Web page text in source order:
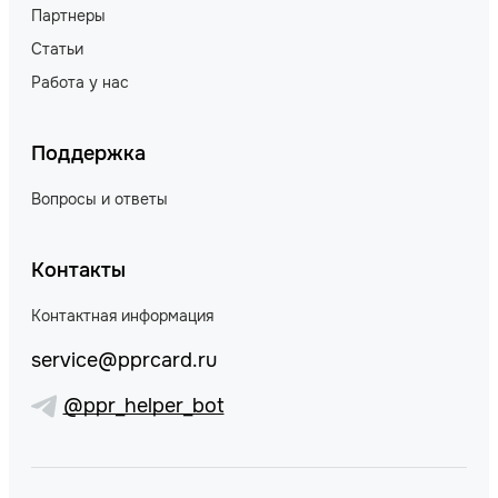
Партнеры
Статьи
Работа у нас
Поддержка
Вопросы и ответы
Контакты
Контактная информация
service@pprcard.ru
@ppr_helper_bot